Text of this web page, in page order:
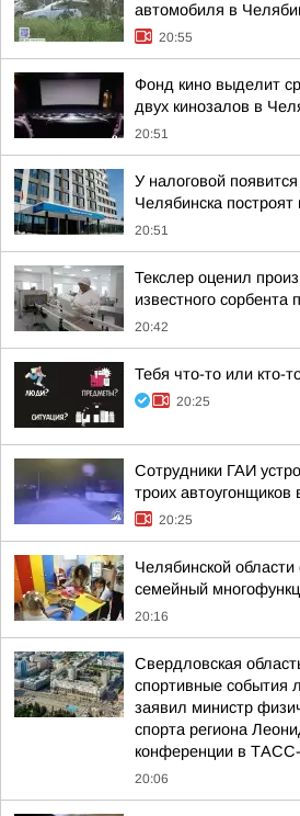
автомобиля в
20:55
Фонд кино выделит
двух кинозалов в
20:51
У налоговой
Челябинска
20:51
Текслер оценил
известного сорбента
20:42
Тебя что-то или кто-
20:25
Сотрудники ГАИ
троих автоугонщиков
20:25
Челябинской
семейный
20:16
Свердловская
спортивные события
заявил министр
спорта региона
конференции в
20:06